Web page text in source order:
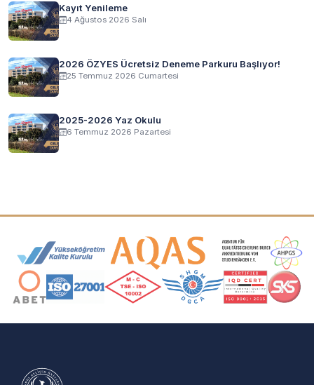
Kayıt Yenileme
4 Ağustos 2026 Salı
2026 ÖZYES Ücretsiz Deneme Parkuru Başlıyor!
25 Temmuz 2026 Cumartesi
2025-2026 Yaz Okulu
6 Temmuz 2026 Pazartesi
Akreditasyon ve Üyelik Logoları